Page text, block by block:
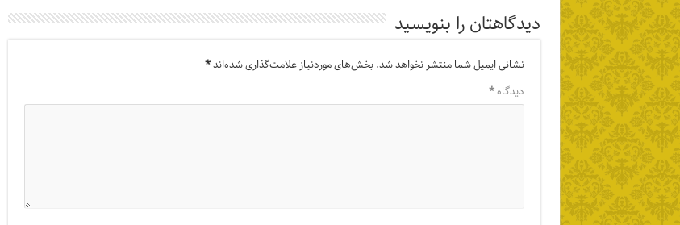
دیدگاهتان را بنویسید
نشانی ایمیل شما منتشر نخواهد شد.بخش‌های موردنیاز علامت‌گذاری شده‌اند*
دیدگاه*